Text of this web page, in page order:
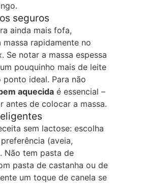
seguros
ainda mais fofa,
rapidamente no
Se notar a massa espessa
pouquinho mais de leite
ideal. Para não
aquecida é essencial –
antes de colocar a massa.
sem lactose: escolha
(aveia,
Não tem pasta de
pasta de castanha ou de
um toque de canela se